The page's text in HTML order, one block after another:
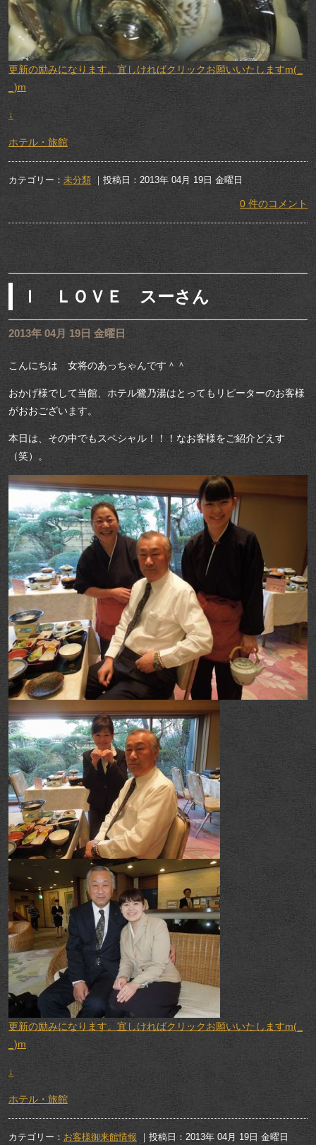
更新の励みになります。宜しければクリックお願いいたしますm(_
_)m
↓
ホテル・旅館
カテゴリー： 未分類 ｜投稿日：2013年 04月 19日 金曜日
0 件のコメント
Ｉ ＬＯＶＥ スーさん
2013年 04月 19日 金曜日
こんにちは 女将のあっちゃんです＾＾
おかげ様でして当館、ホテル鷺乃湯はとってもリピーターのお客様
がおおございます。
本日は、その中でもスペシャル！！！なお客様をご紹介どえす
（笑）。
更新の励みになります。宜しければクリックお願いいたしますm(_
_)m
↓
ホテル・旅館
カテゴリー： お客様御来館情報 ｜投稿日：2013年 04月 19日 金曜日